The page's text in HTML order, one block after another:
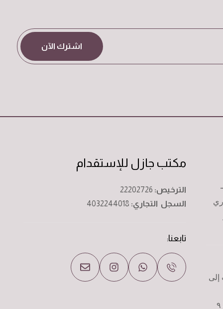
اشترك الآن
إلى
مواعيد زيارة المكتب من الساعه ٩
مكتب جازل للإستقدام
الترخيص: 22202726
السجل التجاري: 4032244018
تابعنا: